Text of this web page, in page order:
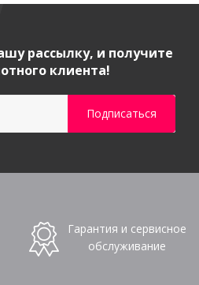
рассылку, и получите
клиента!
Гарантия и сервисное
обслуживание